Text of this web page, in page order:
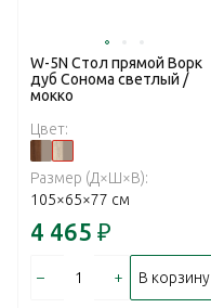
W-5N Стол прямой Ворк
дуб Сонома светлый /
мокко
Цвет:
Размер (Д×Ш×В):
105×65×77 см
4 465 ₽
– + В корзину